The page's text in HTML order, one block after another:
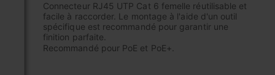
Connecteur RJ45 UTP Cat 6 femelle réutilisable et
facile à raccorder. Le montage à l'aide d'un outil
spécifique est recommandé pour garantir une
finition parfaite.
Recommandé pour PoE et PoE+.